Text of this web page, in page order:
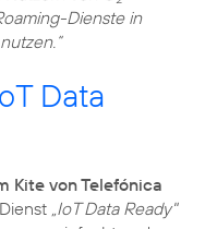
Dienste in
Data
Kite von Telefónica
„IoT Data Ready"